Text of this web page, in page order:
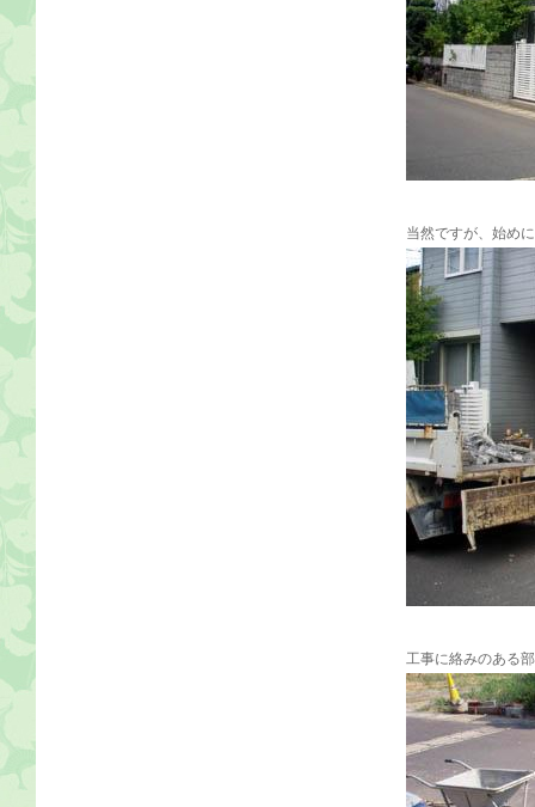
当然ですが、始め
工事に絡みのある